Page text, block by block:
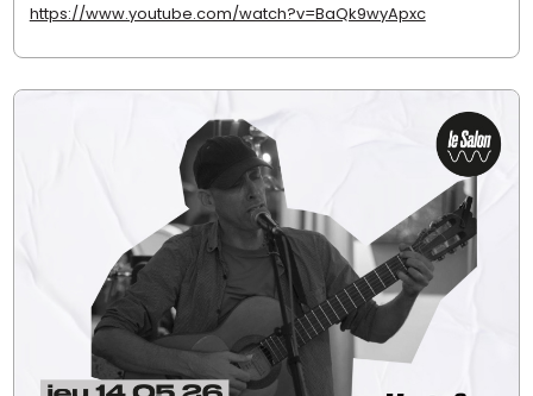
https://www.youtube.com/watch?v=BaQk9wyApxc